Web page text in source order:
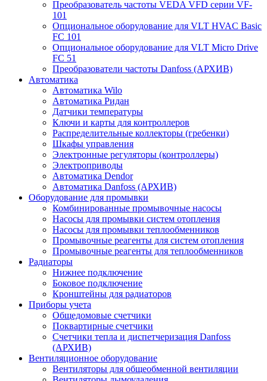
Преобразователь частоты VEDA VFD серии VF-
101
Опциональное оборудование для VLT HVAC Basic
FC 101
Опциональное оборудование для VLT Micro Drive
FC 51
Преобразователи частоты Danfoss (АРХИВ)
Автоматика
Автоматика Wilo
Автоматика Ридан
Датчики температуры
Ключи и карты для контроллеров
Распределительные коллекторы (гребенки)
Шкафы управления
Электронные регуляторы (контроллеры)
Электроприводы
Автоматика Dendor
Автоматика Danfoss (АРХИВ)
Оборудование для промывки
Комбинированные промывочные насосы
Насосы для промывки систем отопления
Насосы для промывки теплообменников
Промывочные реагенты для систем отопления
Промывочные реагенты для теплообменников
Радиаторы
Нижнее подключение
Боковое подключение
Кронштейны для радиаторов
Приборы учета
Общедомовые счетчики
Поквартирные счетчики
Счетчики тепла и диспетчеризация Danfoss
(АРХИВ)
Вентиляционное оборудование
Вентиляторы для общеобменной вентиляции